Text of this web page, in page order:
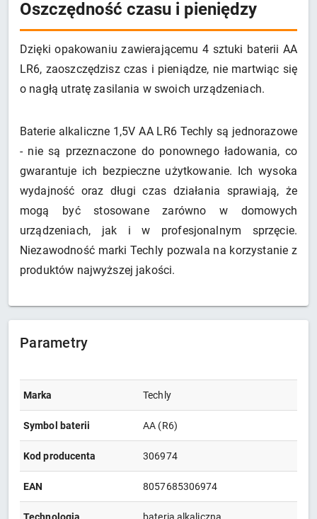
Oszczędność czasu i pieniędzy
Dzięki opakowaniu zawierającemu 4 sztuki baterii AA
LR6, zaoszczędzisz czas i pieniądze, nie martwiąc się
o nagłą utratę zasilania w swoich urządzeniach.
Baterie alkaliczne 1,5V AA LR6 Techly są jednorazowe
- nie są przeznaczone do ponownego ładowania, co
gwarantuje ich bezpieczne użytkowanie. Ich wysoka
wydajność oraz długi czas działania sprawiają, że
mogą być stosowane zarówno w domowych
urządzeniach, jak i w profesjonalnym sprzęcie.
Niezawodność marki Techly pozwala na korzystanie z
produktów najwyższej jakości.
Parametry
Marka Techly
Symbol baterii AA (R6)
Kod producenta 306974
EAN 8057685306974